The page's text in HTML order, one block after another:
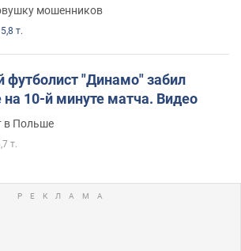
мошенников
т.
"Динамо" забил
10-й минуте матча. Видео
в Польше
т.